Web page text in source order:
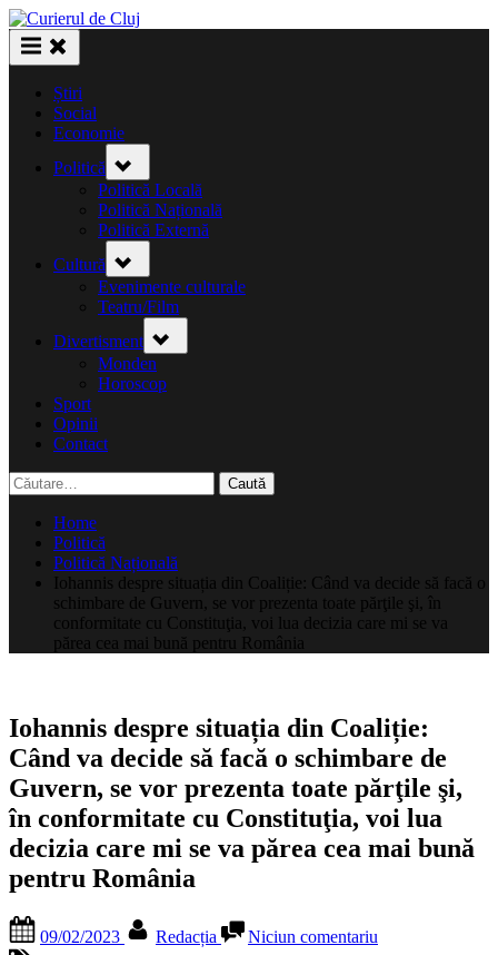
Skip
to
content
Știri
Social
Economie
Politică
sub-
menu
Politică Locală
Politică Națională
Politică Externă
Cultură
sub-
menu
Evenimente culturale
Teatru/Film
Divertisment sub-
menu
Monden
Horoscop
Sport
Opinii
Contact
Caută
după:
Home
Politică
Politică Națională
Iohannis despre situația din Coaliție: Când va decide să facă o
schimbare de Guvern, se vor prezenta toate părţile şi, în
conformitate cu Constituţia, voi lua decizia care mi se va
părea cea mai bună pentru România
Iohannis despre situația din Coaliție:
Când va decide să facă o schimbare de
Guvern, se vor prezenta toate părţile şi,
în conformitate cu Constituţia, voi lua
decizia care mi se va părea cea mai bună
pentru România
on
09/02/2023 Redacția Niciun comentariuIohannis